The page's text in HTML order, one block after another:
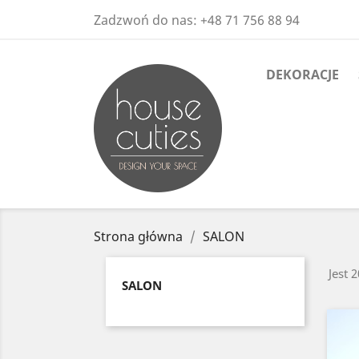
Zadzwoń do nas: +48 71 756 88 94
DEKORACJE
Strona główna SALON
SALON
Jest